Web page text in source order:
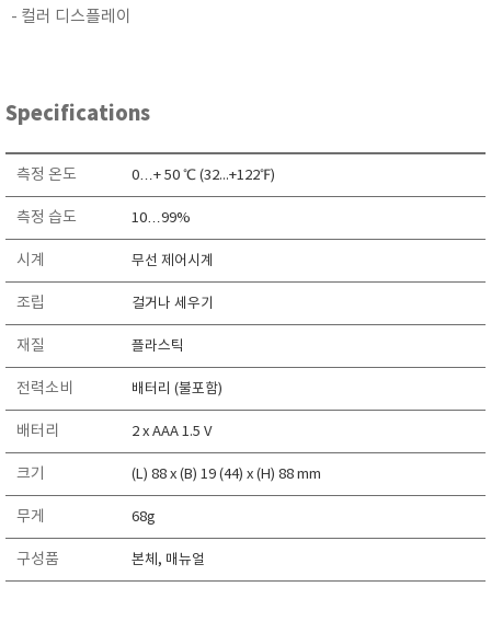
- 컬러 디스플레이
Specifications
측정 온도 0…+ 50 ℃ (32...+122℉)
측정 습도 10…99%
시계 무선 제어시계
조립 걸거나 세우기
재질 플라스틱
전력소비 배터리 (불포함)
배터리 2 x AAA 1.5 V
크기 (L) 88 x (B) 19 (44) x (H) 88 mm
무게 68g
구성품 본체, 매뉴얼